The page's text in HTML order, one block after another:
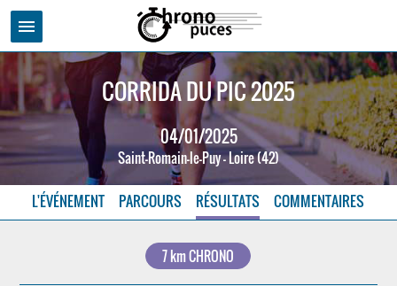
menu
CORRIDA DU PIC 2025
04/01/2025
Saint-Romain-le-Puy - Loire (42)
L'ÉVÉNEMENT PARCOURS RÉSULTATS COMMENTAIRES
7 km CHRONO